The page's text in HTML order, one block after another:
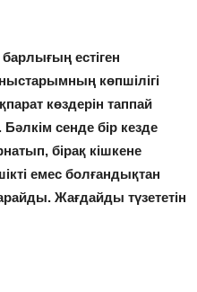
естіген
көпшілігі
көздерін таппай
сенде бір кезде
бірақ кішкене
емес болғандықтан
Жағдайды түзететін